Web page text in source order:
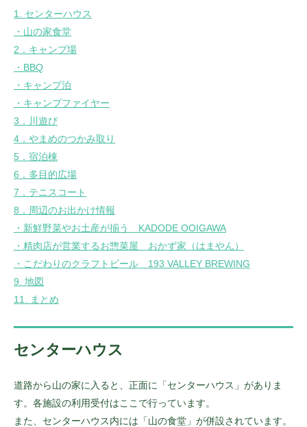
1. センターハウス
・山の家食堂
2．キャンプ場
・BBQ
・キャンプ泊
・キャンプファイヤー
3．川遊び
4．やまめのつかみ取り
5．宿泊棟
6．多目的広場
7．テニスコート
8．周辺のお出かけ情報
・新鮮野菜やお土産が揃う KADODE OOIGAWA
・精肉店が営業するお惣菜屋 おかず家（はまやん）
・こだわりのクラフトビール 193 VALLEY BREWING
9. 地図
11. まとめ
センターハウス
道路から山の家に入ると、正面に「センターハウス」がありま
す。各施設の利用受付はここで行っています。
また、センターハウス内には「山の食堂」が併設されています。